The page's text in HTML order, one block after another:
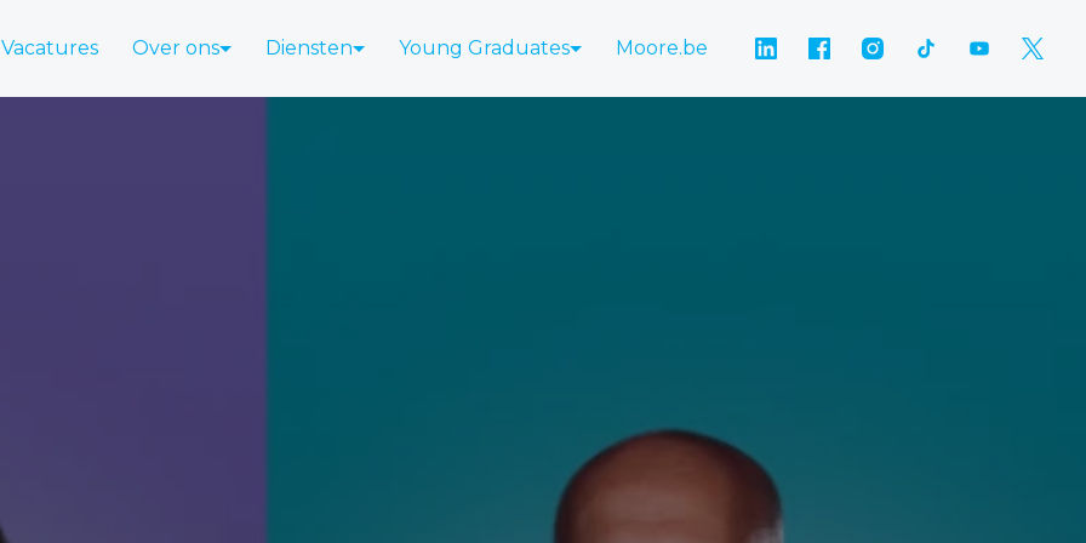
Vacatures Over ons Diensten Young Graduates Moore.be